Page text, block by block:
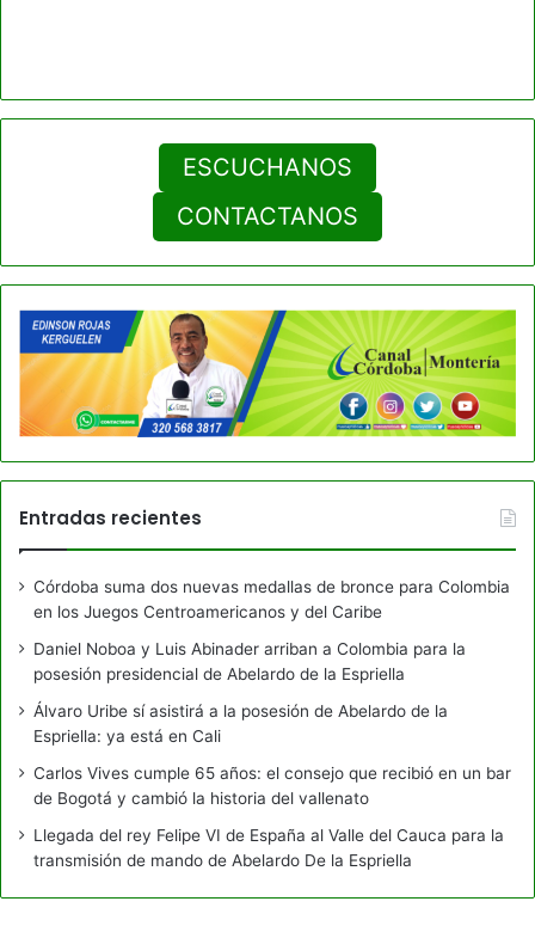
ESCUCHANOS
CONTACTANOS
Entradas recientes
Córdoba suma dos nuevas medallas de bronce para Colombia
en los Juegos Centroamericanos y del Caribe
Daniel Noboa y Luis Abinader arriban a Colombia para la
posesión presidencial de Abelardo de la Espriella
Álvaro Uribe sí asistirá a la posesión de Abelardo de la
Espriella: ya está en Cali
Carlos Vives cumple 65 años: el consejo que recibió en un bar
de Bogotá y cambió la historia del vallenato
Llegada del rey Felipe VI de España al Valle del Cauca para la
transmisión de mando de Abelardo De la Espriella